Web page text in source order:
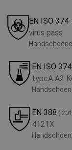
EN ISO
virus pass
EN ISO
typeA A2
EN 388
4121X